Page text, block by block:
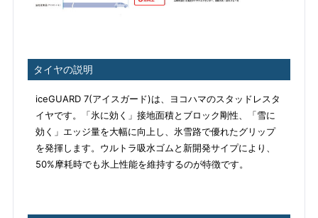
タイヤの説明
iceGUARD 7(アイスガード)は、ヨコハマのスタッドレスタ
イヤです。「氷に効く」接地面積とブロック剛性、「雪に
効く」エッジ量を大幅に向上し、氷雪路で優れたグリップ
を発揮します。ウルトラ吸水ゴムと新開発サイプにより、
50%摩耗時でも氷上性能を維持するのが特徴です。